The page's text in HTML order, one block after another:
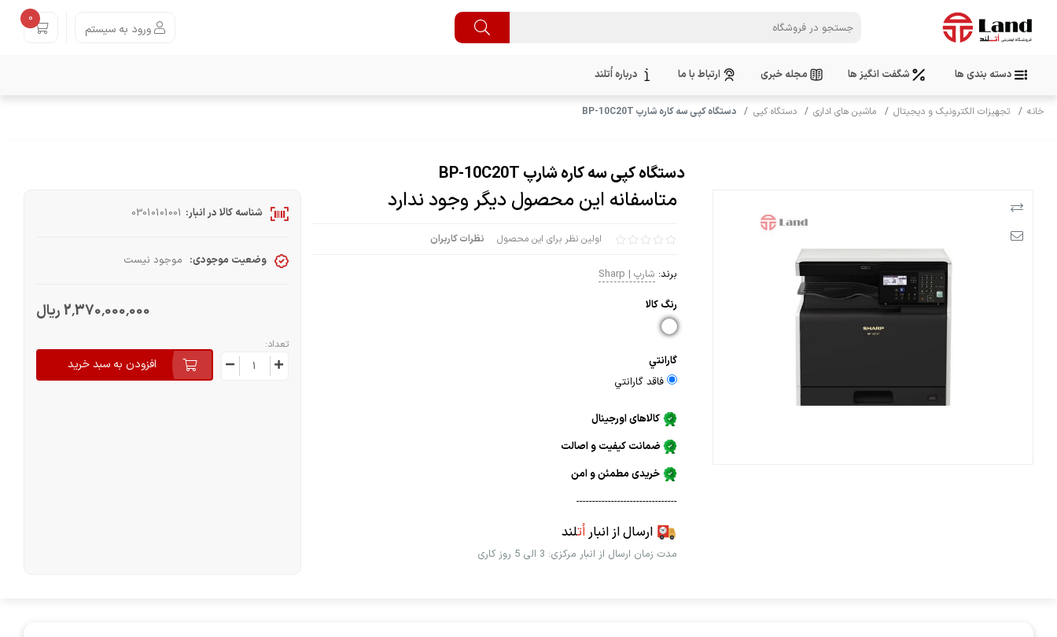
ورود به سیستم
0
دسته بندی ها شگفت انگیز ها مجله خبری ارتباط با ما درباره اُتلند
خانه تجهیزات الکترونیک و دیجیتال ماشین های اداری دستگاه کپی دستگاه کپی سه کاره شارپ BP-10C20T
دستگاه کپی سه کاره شارپ BP-10C20T
متاسفانه این محصول دیگر وجود ندارد
اولین نظر برای این محصول نظرات کاربران
برند: شارپ | Sharp
رنگ كالا
گارانتي
فاقد گارانتي
کالاهای اورجینال
ضمانت کیفیت و اصالت
خریدی مطمئن و امن
--------------------------------
ارسال از انباراُتلند
مدت زمان ارسال از انبار مرکزی: 3 الی 5 روز کاری
شناسه کالا در انبار: 03010101001
وضعیت موجودی: موجود نیست
2٬370٬000٬000 ریال
تعداد:
افزودن به سبد خرید